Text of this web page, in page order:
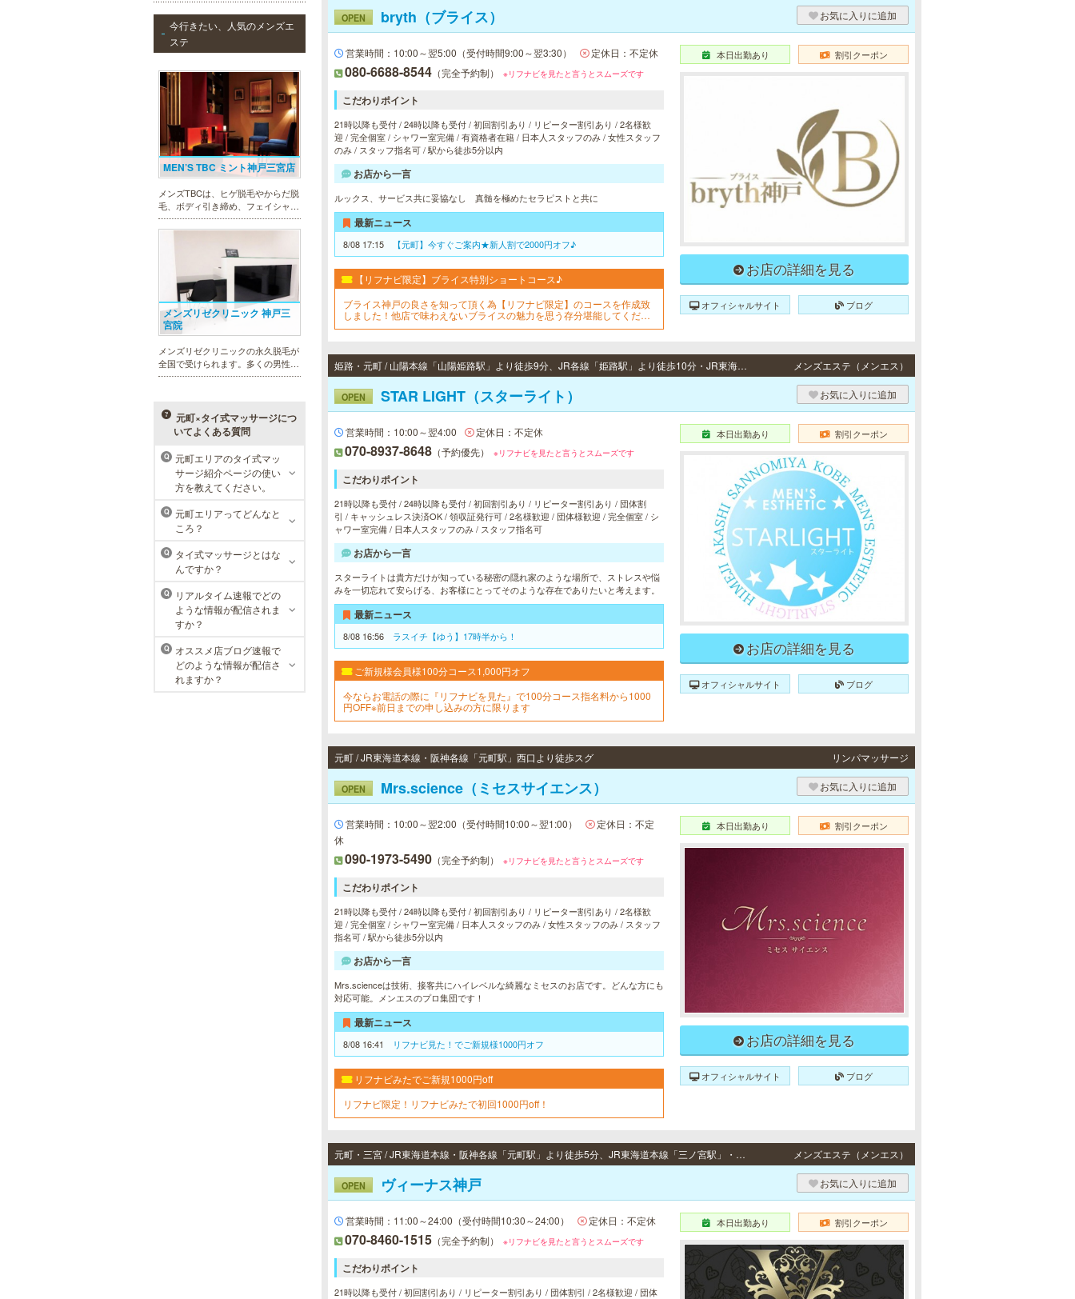
今行きたい、人気のメンズエ
ステ
MEN’S TBC ミント神戸三宮店
メンズTBCは、ヒゲ脱毛やからだ脱
毛、ボディ引き締め、フェイシャル
等、清潔感を保ちたい方や、お手入
れを楽に済ませたい方を全力でサポ
用意し、お待ちしております。
メンズリゼクリニック 神戸三
宮院
メンズリゼクリニックの永久脱毛が
全国で受けられます。多くの男性患
者様にご支持頂き、新宿1院から始
るクリニックになりました。
ラ・パルレ 神戸本店
ラ・パルレでは、脱毛、フェイシャ
ルや引き締め、アロマトリートメン
ト、本格的なダイエットコース等、
幅広いメニューでお客様の美を応
援。初めてで不安という方には、初
回限定体験コースも多数取り揃えて
元町×タイ式マッサージにつ
いてよくある質問
Q
元町エリアのタイ式マッ
サージ紹介ページの使い
方を教えてください。
Q
元町エリアってどんなと
ころ？
Q
タイ式マッサージとはな
んですか？
Q
リアルタイム速報でどの
ような情報が配信されま
すか？
Q
オススメ店ブログ速報で
どのような情報が配信さ
れますか？
OPEN bryth（ブライス） お気に入りに追加
営業時間：10:00～翌5:00（受付時間9:00～翌3:30） 定休日：不定休
080-6688-8544 （完全予約制） ※リフナビを見たと言うとスムーズです
こだわりポイント
21時以降も受付 / 24時以降も受付 / 初回割引あり / リピーター割引あり / 2名様歓
迎 / 完全個室 / シャワー室完備 / 有資格者在籍 / 日本人スタッフのみ / 女性スタッフ
のみ / スタッフ指名可 / 駅から徒歩5分以内
お店から一言
ルックス、サービス共に妥協なし 真髄を極めたセラピストと共に
最新ニュース
8/08 17:15 【元町】今すぐご案内★新人割で2000円オフ♪
【リフナビ限定】ブライス特別ショートコース♪
ブライス神戸の良さを知って頂く為【リフナビ限定】のコースを作成致
しました！他店で味わえないブライスの魅力を思う存分堪能してくださ
い♪皆様ご予約を心よりお待ちしております！※フリー限定です。
本日出勤あり 割引クーポン
お店の詳細を見る
オフィシャルサイト ブログ
姫路・元町 / 山陽本線「山陽姫路駅」より徒歩9分、JR各線「姫路駅」より徒歩10分・JR東海道本線・阪神各線「元町駅」より徒歩1分、地下鉄海岸線「みなと元町駅」より徒歩5分、阪急神戸高速線「花隈駅」より徒歩6分 メンズエステ（メンエス）
OPEN STAR LIGHT（スターライト） お気に入りに追加
営業時間：10:00～翌4:00 定休日：不定休
070-8937-8648 （予約優先） ※リフナビを見たと言うとスムーズです
こだわりポイント
21時以降も受付 / 24時以降も受付 / 初回割引あり / リピーター割引あり / 団体割
引 / キャッシュレス決済OK / 領収証発行可 / 2名様歓迎 / 団体様歓迎 / 完全個室 / シ
ャワー室完備 / 日本人スタッフのみ / スタッフ指名可
お店から一言
スターライトは貴方だけが知っている秘密の隠れ家のような場所で、ストレスや悩
みを一切忘れて安らげる、お客様にとってそのような存在でありたいと考えます。
最新ニュース
8/08 16:56 ラスイチ【ゆう】17時半から！
ご新規様会員様100分コース1,000円オフ
今ならお電話の際に『リフナビを見た』で100分コース指名料から1000
円OFF※前日までの申し込みの方に限ります
本日出勤あり 割引クーポン
お店の詳細を見る
オフィシャルサイト ブログ
元町 / JR東海道本線・阪神各線「元町駅」西口より徒歩スグ リンパマッサージ
OPEN Mrs.science（ミセスサイエンス） お気に入りに追加
営業時間：10:00～翌2:00（受付時間10:00～翌1:00）
定休日：不定
休
090-1973-5490 （完全予約制） ※リフナビを見たと言うとスムーズです
こだわりポイント
21時以降も受付 / 24時以降も受付 / 初回割引あり / リピーター割引あり / 2名様歓
迎 / 完全個室 / シャワー室完備 / 日本人スタッフのみ / 女性スタッフのみ / スタッフ
指名可 / 駅から徒歩5分以内
お店から一言
Mrs.scienceは技術、接客共にハイレベルな綺麗なミセスのお店です。どんな方にも
対応可能。メンエスのプロ集団です！
最新ニュース
8/08 16:41 リフナビ見た！でご新規様1000円オフ
リフナビみたでご新規1000円off
リフナビ限定！リフナビみたで初回1000円off！
本日出勤あり 割引クーポン
お店の詳細を見る
オフィシャルサイト ブログ
元町・三宮 / JR東海道本線・阪神各線「元町駅」より徒歩5分、JR東海道本線「三ノ宮駅」・阪急各線／阪神本線「神戸三宮駅」・ポートアイランド線「三宮駅」・地下鉄各線「三宮駅」より徒歩10分・JR東海道本線「三ノ宮駅」・阪急各線／阪神本線「神戸三宮駅」・ポートアイランド線「三宮駅」・地下鉄各線「三宮駅」より徒歩10分 メンズエステ（メンエス）
OPEN ヴィーナス神戸 お気に入りに追加
営業時間：11:00～24:00（受付時間10:30～24:00） 定休日：不定休
070-8460-1515 （完全予約制） ※リフナビを見たと言うとスムーズです
こだわりポイント
21時以降も受付 / 初回割引あり / リピーター割引あり / 団体割引 / 2名様歓迎 / 団体
本日出勤あり 割引クーポン